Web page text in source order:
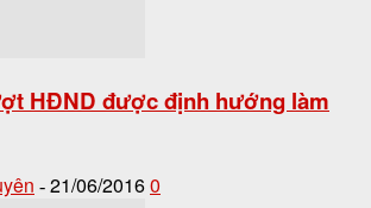
HĐND được định hướng làm
- 21/06/20160